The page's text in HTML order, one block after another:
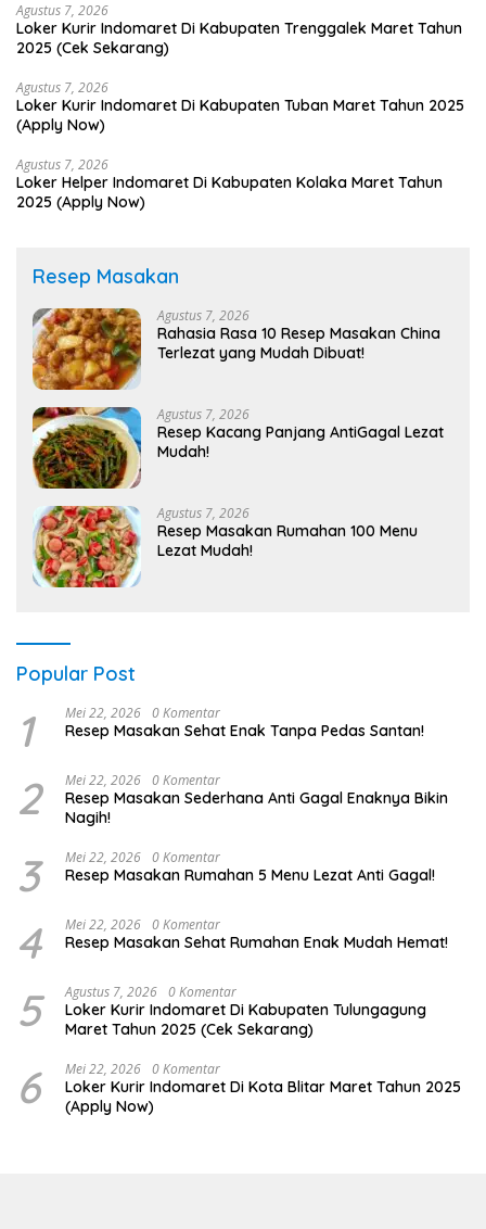
Agustus 7, 2026
Loker Kurir Indomaret Di Kabupaten Trenggalek Maret Tahun
2025 (Cek Sekarang)
Agustus 7, 2026
Loker Kurir Indomaret Di Kabupaten Tuban Maret Tahun 2025
(Apply Now)
Agustus 7, 2026
Loker Helper Indomaret Di Kabupaten Kolaka Maret Tahun
2025 (Apply Now)
Resep Masakan
Agustus 7, 2026
Rahasia Rasa 10 Resep Masakan China
Terlezat yang Mudah Dibuat!
Agustus 7, 2026
Resep Kacang Panjang AntiGagal Lezat
Mudah!
Agustus 7, 2026
Resep Masakan Rumahan 100 Menu
Lezat Mudah!
Popular Post
1 Mei 22, 2026 0 Komentar
Resep Masakan Sehat Enak Tanpa Pedas Santan!
2 Mei 22, 2026 0 Komentar
Resep Masakan Sederhana Anti Gagal Enaknya Bikin
Nagih!
3 Mei 22, 2026 0 Komentar
Resep Masakan Rumahan 5 Menu Lezat Anti Gagal!
4 Mei 22, 2026 0 Komentar
Resep Masakan Sehat Rumahan Enak Mudah Hemat!
5 Agustus 7, 2026 0 Komentar
Loker Kurir Indomaret Di Kabupaten Tulungagung
Maret Tahun 2025 (Cek Sekarang)
6 Mei 22, 2026 0 Komentar
Loker Kurir Indomaret Di Kota Blitar Maret Tahun 2025
(Apply Now)